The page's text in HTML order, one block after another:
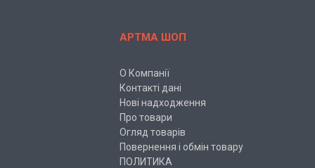
АРТМА ШОП
О Компанії
Контакті дані
Нові надходження
Про товари
Огляд товарів
Повернення і обмін товару
ПОЛИТИКА